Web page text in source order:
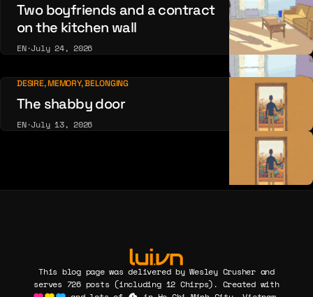
Two boyfriends and a contract
on the kitchen wall
EN·July 24, 2026
DESIRE, MEMORY, BELONGING
The shabby door
EN·July 13, 2026
This blog page was delivered by Wesley Crusher and
serves 726 posts (including 12 Chirps). Created with